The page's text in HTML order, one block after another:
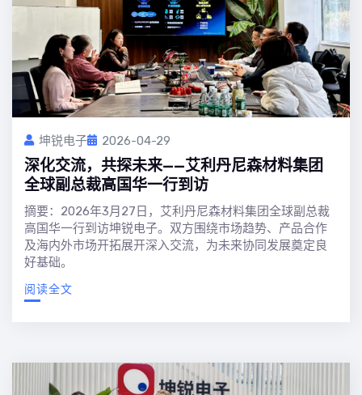
坤锐电子 2026-04-29
深化交流，共探未来——艾利丹尼森材料集团
全球副总裁高国华一行到访
摘要：2026年3月27日，艾利丹尼森材料集团全球副总裁
高国华一行到访坤锐电子。双方围绕市场趋势、产品合作
及海内外市场开拓展开深入交流，为未来协同发展奠定良
好基础。
阅读全文